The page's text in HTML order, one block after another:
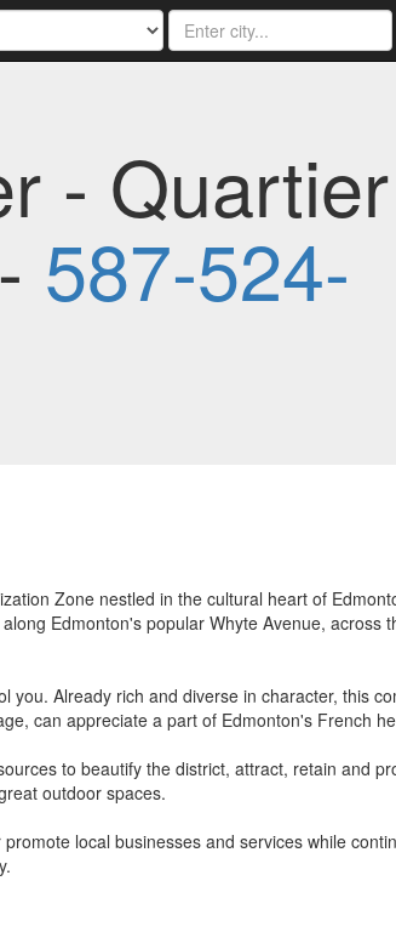
- Quartier
587-524-
Zone nestled in the cultural heart of
Edmonton's popular Whyte Avenue, across
you. Already rich and diverse in character, this
can appreciate a part of Edmonton's French
to beautify the district, attract, retain and
outdoor spaces.
local businesses and services while